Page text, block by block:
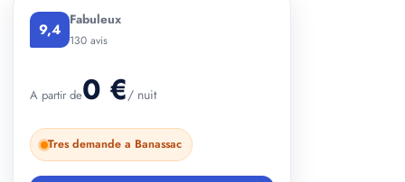
9,4 Fabuleux
130 avis
A partir de0 €/ nuit
Tres demande a Banassac